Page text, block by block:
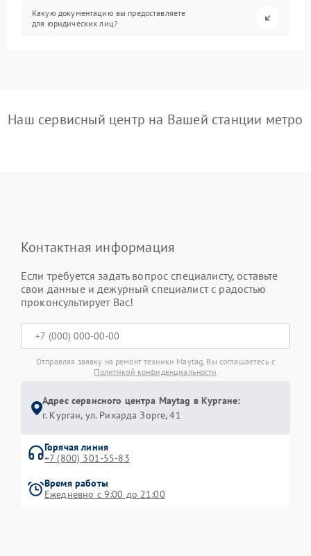
Какую документацию вы предоставляете
для юридических лиц?
Наш сервисный центр на Вашей станции метро
Контактная информация
Если требуется задать вопрос специалисту, оставьте
свои данные и дежурный специалист с радостью
проконсультирует Вас!
Отправляя заявку на ремонт техники Maytag, Вы соглашаетесь с
Политикой конфиденциальности
Адрес сервисного центра Maytag в Кургане:
г. Курган, ул. Рихарда Зорге, 41
Горячая линия
+7 (800) 301-55-83
Время работы
Ежедневно с 9:00 до 21:00